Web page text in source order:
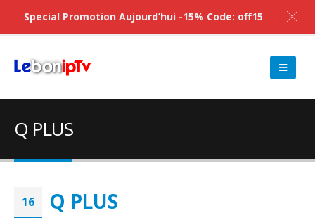
Q PLUS
16 Q PLUS
Special Promotion Aujourd’hui -15% Code: off15